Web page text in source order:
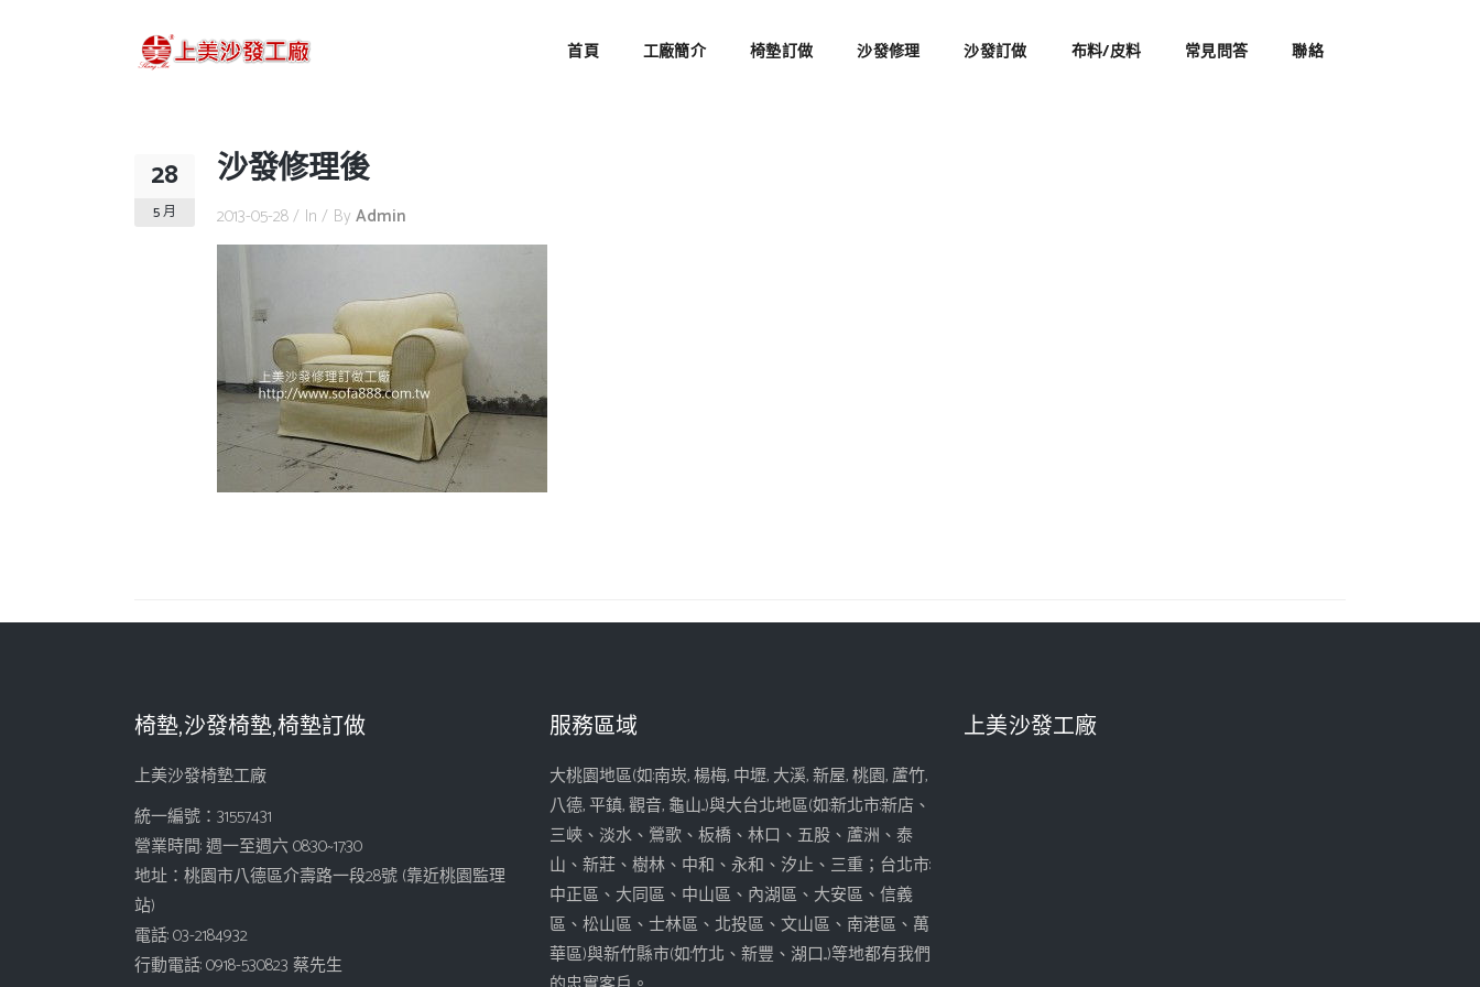
首頁 工廠簡介 椅墊訂做 沙發修理 沙發訂做 布料/皮料 常見問答 聯絡
28
5 月
沙發修理後
2013-05-28 In By Admin
椅墊,沙發椅墊,椅墊訂做
上美沙發椅墊工廠
統一編號：31557431
營業時間: 週一至週六 08:30~17:30
地址：桃園市八德區介壽路一段28號 (靠近桃園監理
站)
電話: 03-2184932
行動電話: 0918-530823 蔡先生
服務區域
大桃園地區(如:南崁, 楊梅, 中壢, 大溪, 新屋, 桃園, 蘆竹,
八德, 平鎮, 觀音, 龜山...)與大台北地區(如:新北市:新店、
三峽、淡水、鶯歌、板橋、林口、五股、蘆洲、泰
山、新莊、樹林、中和、永和、汐止、三重；台北市:
中正區、大同區、中山區、內湖區、大安區、信義
區、松山區、士林區、北投區、文山區、南港區、萬
華區)與新竹縣市(如:竹北、新豐、湖口...)等地都有我們
上美沙發工廠